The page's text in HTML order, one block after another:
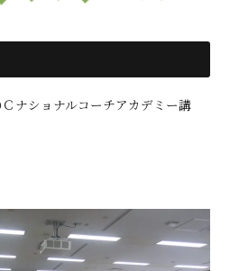
Ｃナショナルコーチアカデミー講